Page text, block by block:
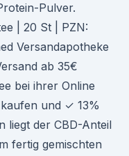
Pulver.
| 20 St | PZN:
Versandapotheke
ab 35€
bei ihrer Online
und ✓ 13%
liegt der CBD-Anteil
fertig gemischten